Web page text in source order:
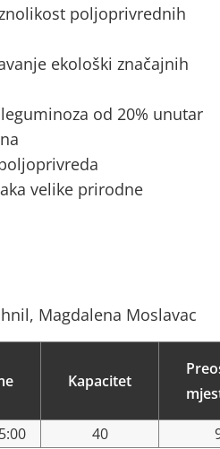
poljoprivrednih
ekološki značajnih
od 20% unutar
velike prirodne
Magdalena Moslavac
Kapacitet
40